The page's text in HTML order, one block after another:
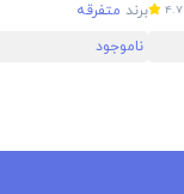
4.7 برند متفرقه
ناموجود